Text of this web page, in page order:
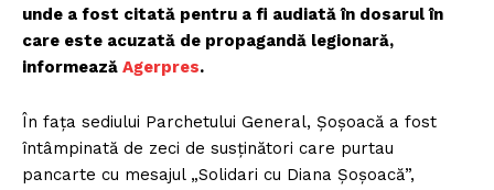
unde a fost citată pentru a fi audiată în dosarul în
care este acuzată de propagandă legionară,
informează Agerpres.
În fața sediului Parchetului General, Șoșoacă a fost
întâmpinată de zeci de susținători care purtau
pancarte cu mesajul „Solidari cu Diana Șoșoacă”,